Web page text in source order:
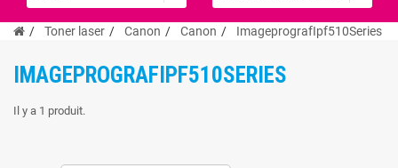
Toner laser Canon Canon ImageprografIpf510Series
IMAGEPROGRAFIPF510SERIES
Il y a 1 produit.